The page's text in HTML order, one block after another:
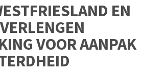
EN
VOOR AANPAK